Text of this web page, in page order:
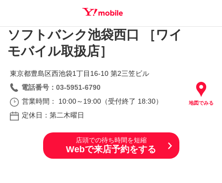
SEARCH
ソフトバンク池袋西口 ［ワイ
モバイル取扱店］
地図でみる
東京都豊島区西池袋1丁目16‐10 第2三笠ビル
電話番号：03-5951-6790
営業時間： 10:00～19:00（受付終了 18:30）
定休日：第二木曜日
店頭での待ち時間を短縮
Webで来店予約をする